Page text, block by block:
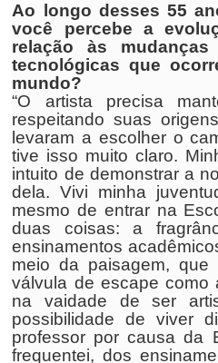
Ao longo desses 55
você percebe a
relação às
tecnológicas que
mundo?
“O artista precisa
respeitando suas
levaram a escolher o
tive isso muito claro.
intuito de demonstrar a
dela. Vivi minha
mesmo de entrar na
duas coisas: a
ensinamentos
meio da paisagem, que
válvula de escape como
na vaidade de ser
possibilidade de viver
professor por causa da
frequentei, dos